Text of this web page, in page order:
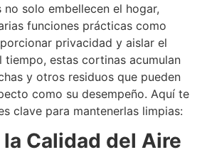
solo embellecen el hogar,
funciones prácticas como
privacidad y aislar el
tiempo, estas cortinas acumulan
y otros residuos que pueden
como su desempeño. Aquí te
clave para mantenerlas limpias:
Calidad del Aire